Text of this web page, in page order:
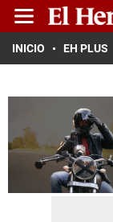
INICIO EH PLUS